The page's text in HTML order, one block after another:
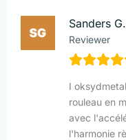
Sanders G.
Reviewer
I
rouleau en
avec
l'harmonie